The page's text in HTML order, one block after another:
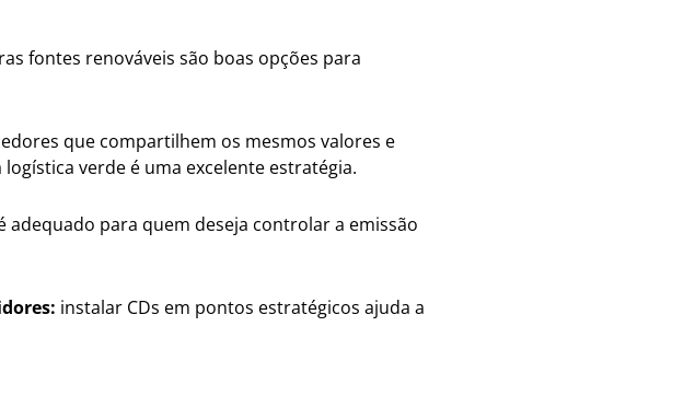
fontes renováveis são boas opções para
que compartilhem os mesmos valores e
verde é uma excelente estratégia.
adequado para quem deseja controlar a emissão
instalar CDs em pontos estratégicos ajuda a